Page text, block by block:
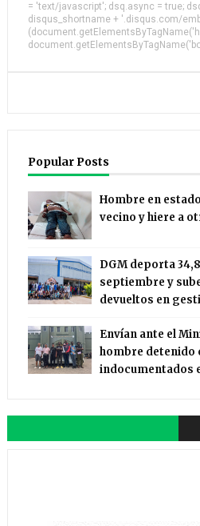
= 'text/javascript'; dsq.async = true;
disqus_shortname + '.disqus.com/
Popular Posts
Hombre en
vecino y hiere a
DGM deporta
septiembre y
devueltos en
Envían ante el
hombre detenido
indocumentados